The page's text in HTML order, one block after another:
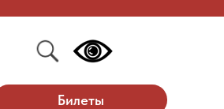
Билеты